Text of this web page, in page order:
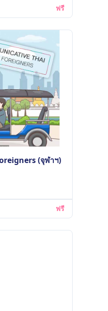
ฟรี
(จุฬาฯ)
ฟรี